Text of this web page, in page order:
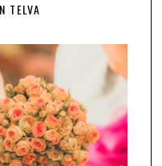
TELVA